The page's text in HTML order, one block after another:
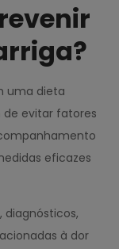
uma dieta
de evitar fatores
eficazes
diagnósticos,
à dor